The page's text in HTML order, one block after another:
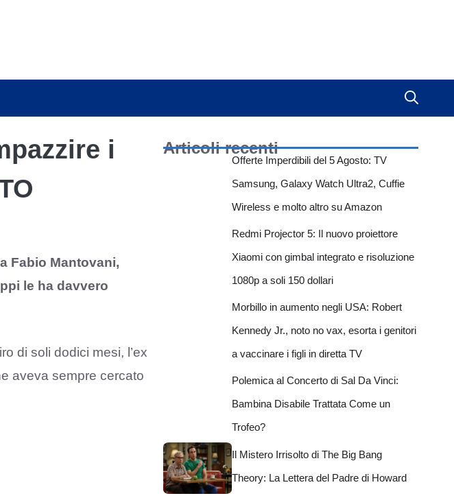
i
Fabio Mantovani,
le ha davvero
di soli dodici mesi, l’ex
aveva sempre cercato
Articoli recenti
Offerte Imperdibili del 5 Agosto: TV
Samsung, Galaxy Watch Ultra2, Cuffie
Wireless e molto altro su Amazon
Redmi Projector 5: Il nuovo proiettore
Xiaomi con gimbal integrato e risoluzione
1080p a soli 150 dollari
Morbillo in aumento negli USA: Robert
Kennedy Jr., noto no vax, esorta i genitori
a vaccinare i figli in diretta TV
Polemica al Concerto di Sal Da Vinci:
Bambina Disabile Trattata Come un
Trofeo?
Il Mistero Irrisolto di The Big Bang
Theory: La Lettera del Padre di Howard